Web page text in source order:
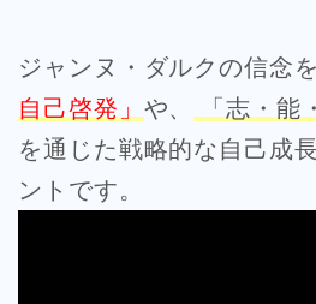
ジャンヌ・ダルクの信念
自己啓発」 や、
「志・能
を通じた戦略的な自己成
ントです。